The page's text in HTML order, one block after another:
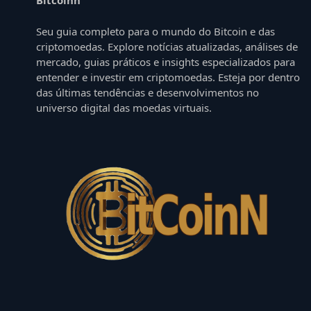
Seu guia completo para o mundo do Bitcoin e das
criptomoedas. Explore notícias atualizadas, análises de
mercado, guias práticos e insights especializados para
entender e investir em criptomoedas. Esteja por dentro
das últimas tendências e desenvolvimentos no
universo digital das moedas virtuais.